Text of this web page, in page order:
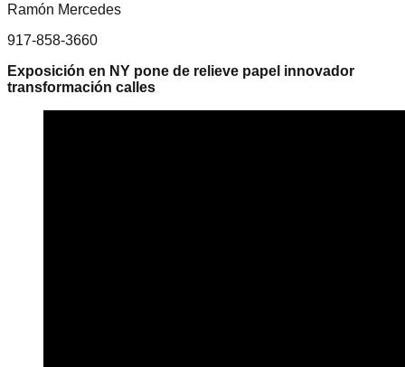
Ramón Mercedes
917-858-3660
Exposición en NY pone de relieve papel innovador
transformación calles